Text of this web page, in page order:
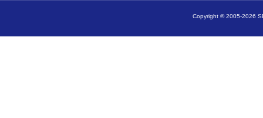
Copyright © 2005-2026